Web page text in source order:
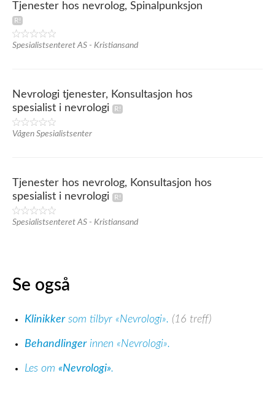
Tjenester hos nevrolog, Spinalpunksjon
Spesialistsenteret AS - Kristiansand
Nevrologi tjenester, Konsultasjon hos
spesialist i nevrologi
Vågen Spesialistsenter
Tjenester hos nevrolog, Konsultasjon hos
spesialist i nevrologi
Spesialistsenteret AS - Kristiansand
Se også
Klinikkersom tilbyr «Nevrologi». (16 treff)
Behandlingerinnen «Nevrologi».
Les om «Nevrologi».